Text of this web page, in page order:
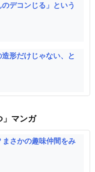
のデコンじる」という
形だけじゃない、と
」マンガ
まさかの趣味仲間をみ